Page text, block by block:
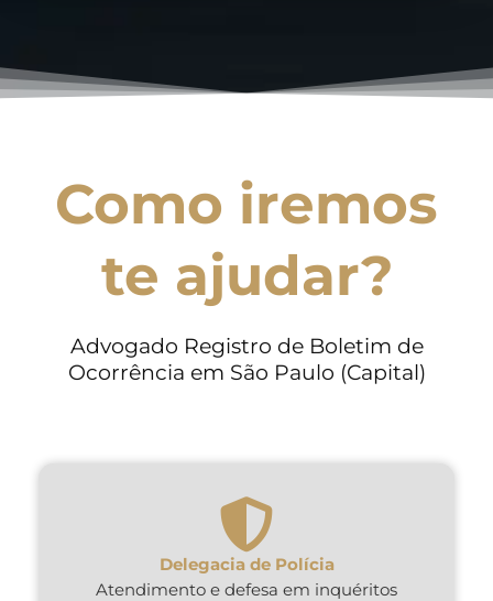
Como iremos
te ajudar?
Advogado Registro de Boletim de
Ocorrência em São Paulo (Capital)
Delegacia de Polícia
Atendimento e defesa em inquéritos